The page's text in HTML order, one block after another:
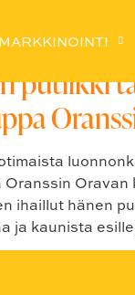
putiikki
ihaillut hänen
ja kaunista